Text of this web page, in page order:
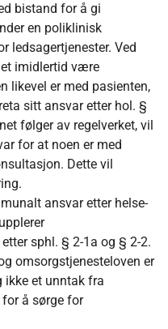
bistand for å gi
en poliklinisk
ledsagertjenester. Ved
imidlertid være
likevel er med pasienten,
sitt ansvar etter hol. §
følger av regelverket, vil
for at noen er med
Dette vil
ansvar etter helse-
sphl. § 2-1a og § 2-2.
omsorgstjenesteloven er
ikke et unntak fra
å sørge for